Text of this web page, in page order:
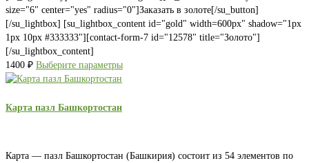
size="6" center="yes" radius="0"]Заказать в золоте[/su_button]
[/su_lightbox] [su_lightbox_content id="gold" width=600px" shadow="1px
1px 10px #333333"][contact-form-7 id="12578" title="Золото"]
[/su_lightbox_content]
1400 ₽ Выберите параметры
Карта пазл Башкортостан
Карта — пазл Башкортостан (Башкирия) состоит из 54 элементов по